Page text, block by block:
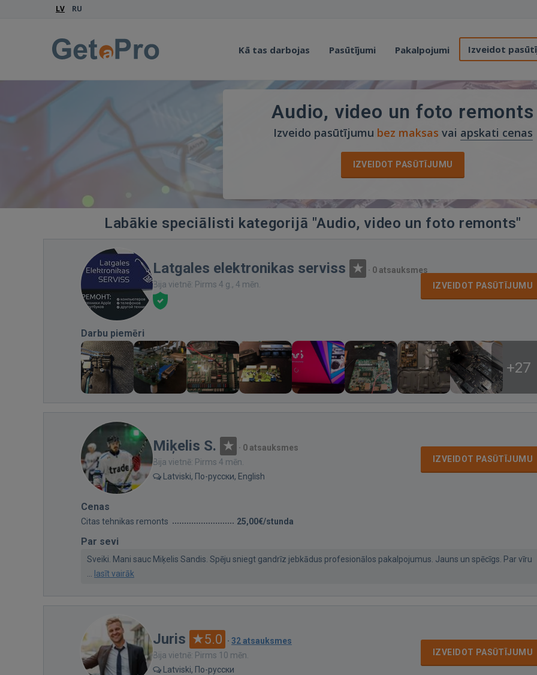
LV RU
Kā tas darbojas Pasūtījumi Pakalpojumi Izveidot
Audio, video un foto remonts
Izveido pasūtījumu bez maksas vai apskati cenas
IZVEIDOT PASŪTĪJUMU
Labākie speciālisti kategorijā "Audio, video un foto remonts"
Latgales elektronikas serviss · 0 atsauksmes
Bija vietnē: Pirms 4 g., 4 mēn.
IZVEIDOT PASŪTĪJUMU
Darbu piemēri
+27
Miķelis S. · 0 atsauksmes
Bija vietnē: Pirms 4 mēn.
Latviski, По-русски, English
IZVEIDOT PASŪTĪJUMU
Cenas
Citas tehnikas remonts 25,00€/stunda
Par sevi
Sveiki. Mani sauc Miķelis Sandis. Spēju sniegt gandrīz jebkādus profesionālos pakalpojumus. Jauns un spēcīgs. Par vīru
lasīt vairāk
Juris 5.0 · 32 atsauksmes
Bija vietnē: Pirms 10 mēn.
Latviski, По-русски
IZVEIDOT PASŪTĪJUMU